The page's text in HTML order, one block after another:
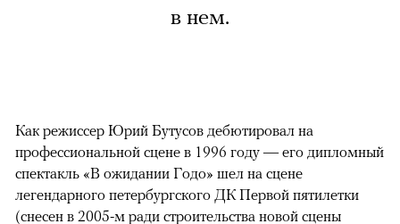
в нем.
Как режиссер Юрий Бутусов дебютировал на
профессиональной сцене в 1996 году — его дипломный
спектакль «В ожидании Годо» шел на сцене
легендарного петербургского ДК Первой пятилетки
(снесен в 2005-м ради строительства новой сцены